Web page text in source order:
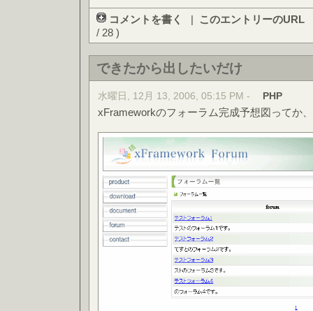
コメントを書く | このエントリーのURL
/ 28 )
できたから出したいだけ
水曜日, 12月 13, 2006, 05:15 PM - PHP
xFrameworkのフォーラム完成予想図ってか